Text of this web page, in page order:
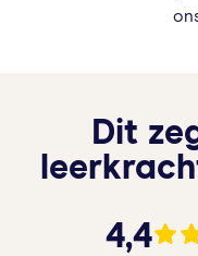
Dit
4,4